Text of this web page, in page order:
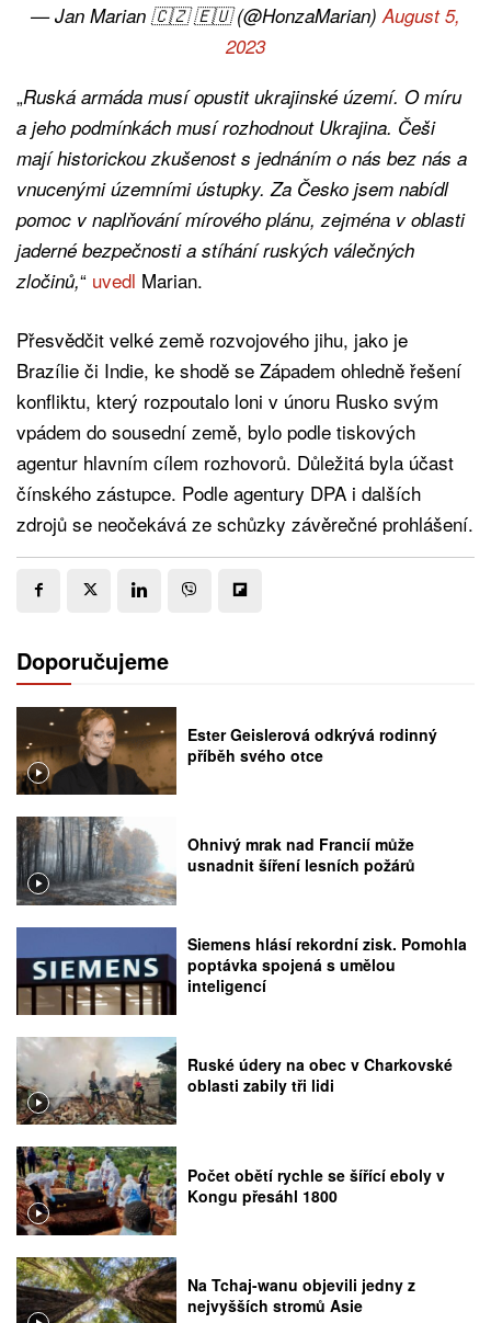
— Jan Marian 🇨🇿 🇪🇺 (@HonzaMarian) August 5,
2023
„Ruská armáda musí opustit ukrajinské území. O míru
a jeho podmínkách musí rozhodnout Ukrajina. Češi
mají historickou zkušenost s jednáním o nás bez nás a
vnucenými územními ústupky. Za Česko jsem nabídl
pomoc v naplňování mírového plánu, zejména v oblasti
jaderné bezpečnosti a stíhání ruských válečných
zločinů,“ uvedl Marian.
Přesvědčit velké země rozvojového jihu, jako je
Brazílie či Indie, ke shodě se Západem ohledně řešení
konfliktu, který rozpoutalo loni v únoru Rusko svým
vpádem do sousední země, bylo podle tiskových
agentur hlavním cílem rozhovorů. Důležitá byla účast
čínského zástupce. Podle agentury DPA i dalších
zdrojů se neočekává ze schůzky závěrečné prohlášení.
Doporučujeme
Ester Geislerová odkrývá rodinný
příběh svého otce
Ohnivý mrak nad Francií může
usnadnit šíření lesních požárů
Siemens hlásí rekordní zisk. Pomohla
poptávka spojená s umělou
inteligencí
Ruské údery na obec v Charkovské
oblasti zabily tři lidi
Počet obětí rychle se šířící eboly v
Kongu přesáhl 1800
Na Tchaj-wanu objevili jedny z
nejvyšších stromů Asie